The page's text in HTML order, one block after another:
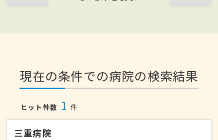
現在の条件での病院の検索結果
ヒット件数 1 件
三重病院